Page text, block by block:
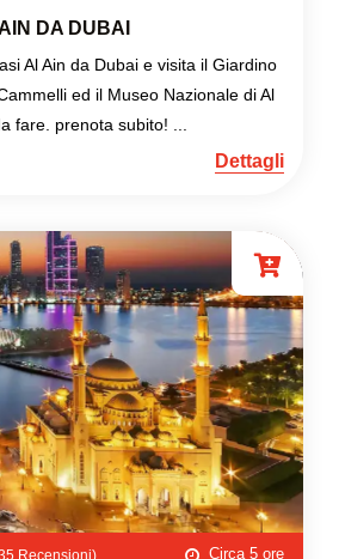
DA DUBAI
Al Ain da Dubai e visita il Giardino
ed il Museo Nazionale di Al
fare. prenota subito! ...
Dettagli
Circa 5 ore